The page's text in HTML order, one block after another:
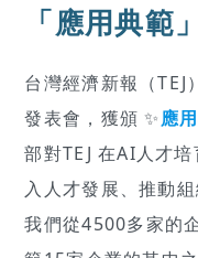
「應用典範
台灣經濟新報（
發表會，獲頒 ✨應
部對TEJ 在AI人才
入人才發展、推動
我們從4500多家的